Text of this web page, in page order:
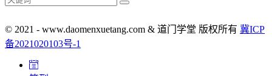
© 2021 - www.daomenxuetang.com & 道门学堂 版权所有 冀ICP
备2021020103号-1